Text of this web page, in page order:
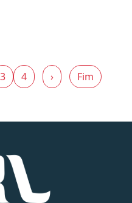
3 4 › Fim